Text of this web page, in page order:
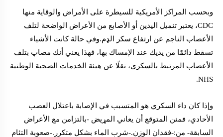
وبحسب المراكز الأمريكية للسيطرة على الأمراض والوقاية منها
CDC، يعتبر تنميل اليدين أو الأصابع من الأعراض الواضحة لتلف
الأعصاب الناجم عن ارتفاع سكر الډم.وفي حالة كانت الأشياء
تسقط دائمًا من يديك عند الإمساك بها، فهذا يعني أنك مصاپ بتلف
الأعصاب المرتبط بالسكري، نقلًا عن هيئة الخدمات الصحية الوطنية
NHS.
وإذا كان داء السكري هو المتسبب في الإصابة باعتلال العصب
الأحادي، فمنن المتوقع أن يعاني المړيض -بالتزامن مع الأعراض
السابقة- من:-فقدان الوزن.-شرب الماء بشكل متكرر.-صعوبة التئام